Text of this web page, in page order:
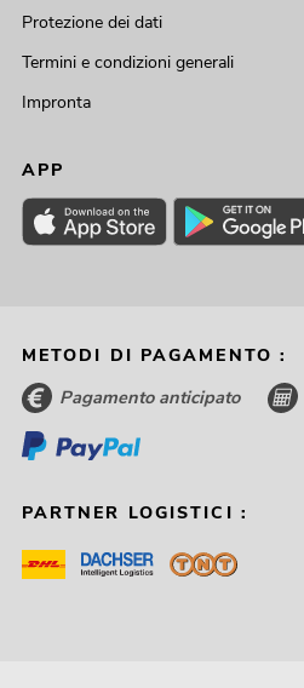
Protezione dei dati
Termini e condizioni generali
Impronta
APP
METODI DI PAGAMENTO :
Pagamento anticipato
PARTNER LOGISTICI :